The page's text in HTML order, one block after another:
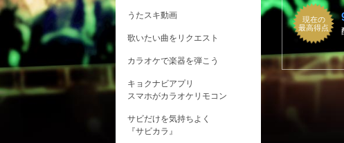
現在の
最高得点
うたスキ動画
歌いたい曲をリクエスト
カラオケで楽器を弾こう
キョクナビアプリ
スマホがカラオケリモコン
サビだけを気持ちよく
『サビカラ』